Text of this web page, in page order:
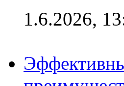
1.6.2026,